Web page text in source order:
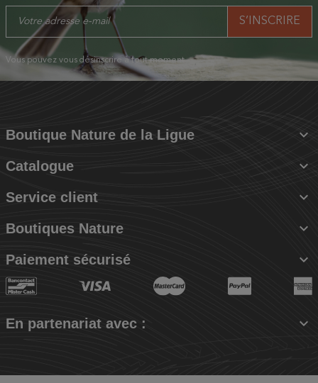
Vous pouvez vous désinscrire à tout moment.
Boutique Nature de la Ligue 
Catalogue 
Service client 
Boutiques Nature 
Paiement sécurisé 
En partenariat avec : 